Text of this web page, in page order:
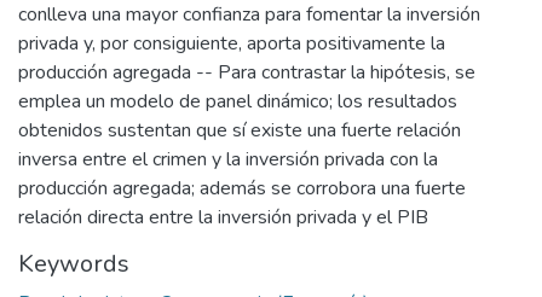
conlleva una mayor confianza para fomentar la inversión
privada y, por consiguiente, aporta positivamente la
producción agregada -- Para contrastar la hipótesis, se
emplea un modelo de panel dinámico; los resultados
obtenidos sustentan que sí existe una fuerte relación
inversa entre el crimen y la inversión privada con la
producción agregada; además se corrobora una fuerte
relación directa entre la inversión privada y el PIB
Keywords